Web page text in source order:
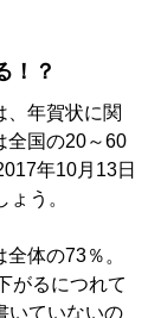
！？
年賀状に関
全国の20～60
年10月13日
う。
体の73％。
がるにつれて
いていないの